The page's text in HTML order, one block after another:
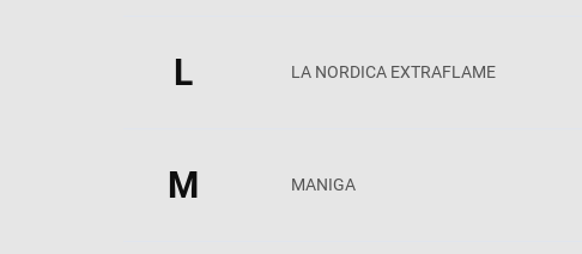
L LA NORDICA EXTRAFLAME
M MANIGA